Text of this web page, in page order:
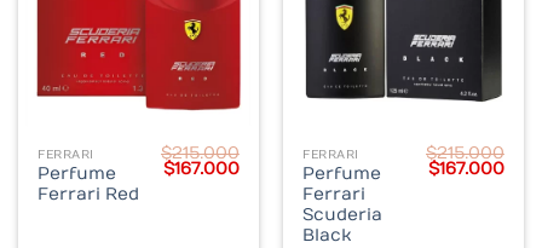
FERRARI
Perfume
Ferrari Red
$215.000
Original
$167.000Current
$167.000.
FERRARI
Perfume
Ferrari
Scuderia
Black
$215.000
Original
$167.000